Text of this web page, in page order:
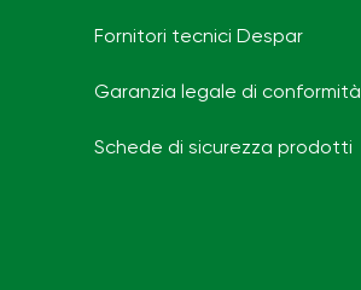
Fornitori tecnici Despar
Garanzia legale di conformità
Schede di sicurezza prodotti